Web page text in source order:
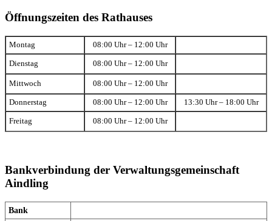
Öffnungszeiten des Rathauses
Montag 08:00 Uhr – 12:00 Uhr
Dienstag 08:00 Uhr – 12:00 Uhr
Mittwoch 08:00 Uhr – 12:00 Uhr
Donnerstag 08:00 Uhr – 12:00 Uhr 13:30 Uhr – 18:00 Uhr
Freitag 08:00 Uhr – 12:00 Uhr
Bankverbindung der Verwaltungsgemeinschaft
Aindling
Bank